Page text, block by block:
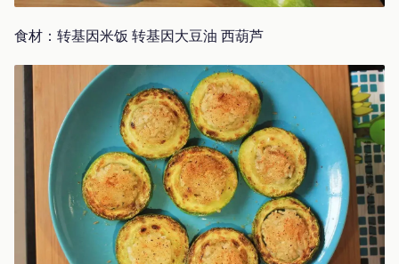
食材：转基因米饭 转基因大豆油 西葫芦